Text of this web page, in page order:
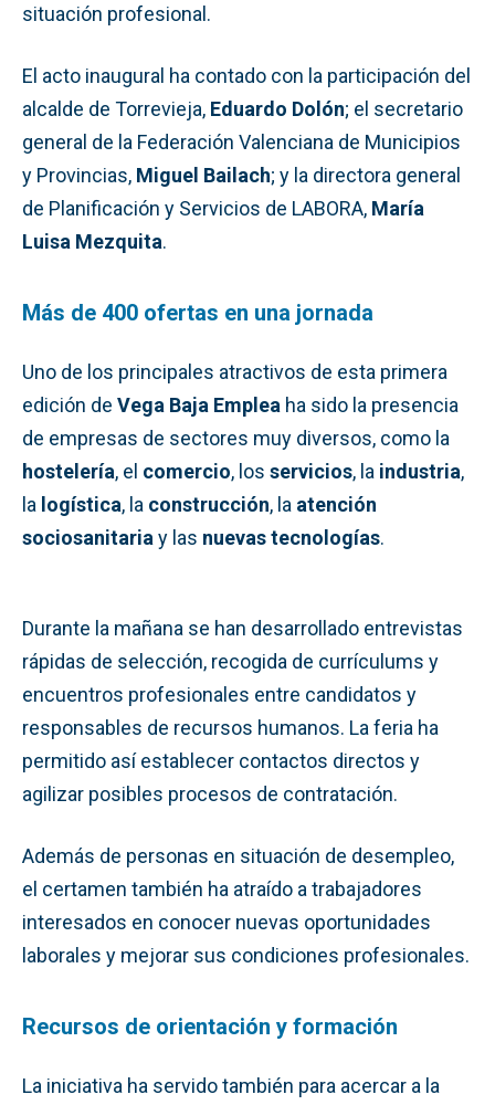
situación profesional.
El acto inaugural ha contado con la participación del
alcalde de Torrevieja, Eduardo Dolón; el secretario
general de la Federación Valenciana de Municipios
y Provincias, Miguel Bailach; y la directora general
de Planificación y Servicios de LABORA, María
Luisa Mezquita.
Más de 400 ofertas en una jornada
Uno de los principales atractivos de esta primera
edición de Vega Baja Emplea ha sido la presencia
de empresas de sectores muy diversos, como la
hostelería, el comercio, los servicios, la industria,
la logística, la construcción, la atención
sociosanitaria y las nuevas tecnologías.
Durante la mañana se han desarrollado entrevistas
rápidas de selección, recogida de currículums y
encuentros profesionales entre candidatos y
responsables de recursos humanos. La feria ha
permitido así establecer contactos directos y
agilizar posibles procesos de contratación.
Además de personas en situación de desempleo,
el certamen también ha atraído a trabajadores
interesados en conocer nuevas oportunidades
laborales y mejorar sus condiciones profesionales.
Recursos de orientación y formación
La iniciativa ha servido también para acercar a la